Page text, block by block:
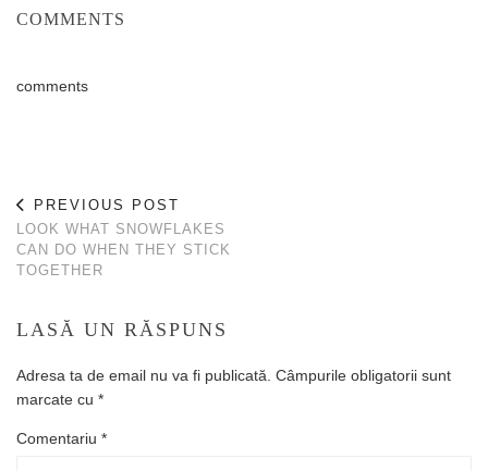
COMMENTS
comments
PREVIOUS POST
LOOK WHAT SNOWFLAKES
CAN DO WHEN THEY STICK
TOGETHER
LASĂ UN RĂSPUNS
Adresa ta de email nu va fi publicată. Câmpurile obligatorii sunt
marcate cu *
Comentariu *